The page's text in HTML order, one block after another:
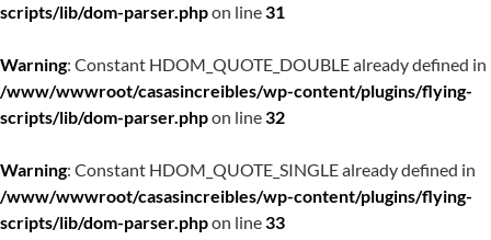
scripts/lib/dom-parser.phpon line31
Warning: Constant HDOM_QUOTE_DOUBLE already defined in
/www/wwwroot/casasincreibles/wp-content/plugins/flying-
scripts/lib/dom-parser.phpon line32
Warning: Constant HDOM_QUOTE_SINGLE already defined in
/www/wwwroot/casasincreibles/wp-content/plugins/flying-
scripts/lib/dom-parser.phpon line33